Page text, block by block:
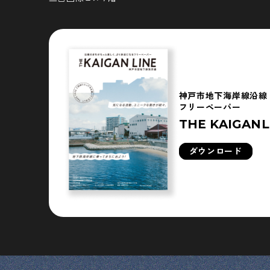
神戸市地下海岸線沿線
フリーペーパー
THE
ダウンロード